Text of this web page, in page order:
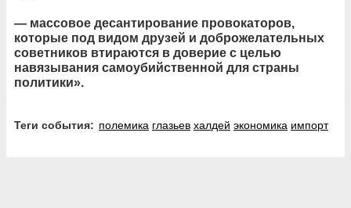
— массовое десантирование провокаторов,
которые под видом друзей и доброжелательных
советников втираются в доверие с целью
навязывания самоубийственной для страны
политики».
Теги события: полемика глазьев халдей экономика импорт